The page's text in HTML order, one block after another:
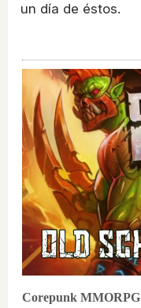
un día de éstos.
Corepunk MMORPG